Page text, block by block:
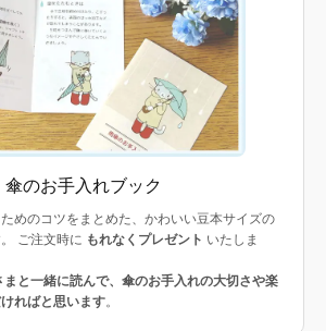
のお手入れブック
めのコツをまとめた、かわいい豆本サイズの
ご注文時に もれなくプレゼント いたしま
まと一緒に読んで、傘のお手入れの大切さや楽
ればと思います。